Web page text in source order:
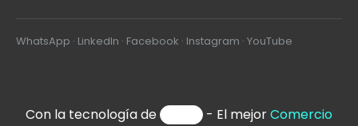
WhatsApp · LinkedIn · Facebook · Instagram · YouTube
Con la tecnología de - El mejorComercio